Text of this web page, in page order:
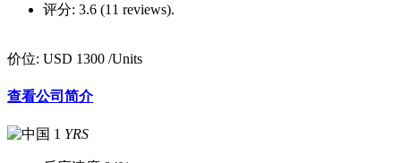
评分: 3.6 (11 reviews).
价位: USD 1300 /Units
查看公司简介
1 YRS